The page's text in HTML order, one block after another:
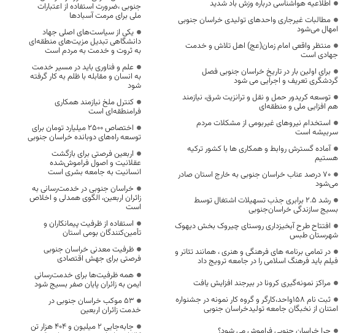
اطلاعیه هواشناسی درباره وزش باد شدید
مطالبات غیرجاری واحدهای تولیدی خراسان جنوبی
امهال می‌شود
منتظر واقعی امام زمان(عج) اهل تلاش و خدمت
جهادی است
برای اولین بار در تاریخ خراسان جنوبی فصل
گردشگری تعریف و اجرایی می شود
توسعه کریدور حمل و نقل و ترانزیت شرق، نیازمند
هم افزایی ملی و منطقه‌ای
استخدام نیروهای غیربومی از مشکلات مردم
سربیشه است
آماده گسترش روابط و همکاری ها با کشور ترکیه
هستیم
۷۰ درصد عناب خراسان جنوبی به خارج استان صادر
می‌شود
رشد ۲.۵ برابری جذب تسهیلات اشتغال توسط
بسیج سازندگی خراسان‌جنوبی
افتتاح طرح آبخیزداری روستای چیروک بخش دیهوک
شهرستان طبس
در تمامی برنامه های فرهنگی و هنری ، همانند تئاتر و
فیلم باید فرهنگ اسلامی را در جامعه ترویج داد
مراکز نمونه‌گیری کرونا در بیرجند افزایش یافت
ثبت نام ۱۵۸واحد،کارگر و گروه کار نمونه در جشنواره
امتنان از نخبگان جامعه تولیدخراسان جنوبی
جنوبی ،ضرورت استفاده از اعتبارات
ملی برای مرمت آسبادها
یکی از سیاست‌های اصلی جهاد
دانشگاهی تبدیل مزیت‌های منطقه‌ای
به ثروت و خدمت به مردم است
علم و فناوری باید در مسیر خدمت
به انسان و مقابله با ظلم به کار گرفته
شود
کنترل ملخ نیازمند همکاری
فرامنطقه‌ای است
اختصاص 2500 میلیارد تومان برای
توسعه راه‌های دوبانده خراسان جنوبی
اربعین فرصتی برای بازگشت
عقلانیت و اصول فراموش‌شده
انسانیت به جامعه بشری است
خراسان جنوبی در خدمت‌رسانی به
زائران اربعین، الگوی همدلی و اخلاص
است
استفاده از ظرفیت پیمانکاران و
تأمین‌کنندگان بومی استان
ظرفیت معدنی خراسان جنوبی
فرصتی برای جهش اقتصادی
همه ظرفیت‌ها برای خدمت‌رسانی
ایمن به زائران پایان صفر بسیج شود
53 موکب خراسان جنوبی در
خدمت زائران اربعین
جابه‌جایی 2 میلیون و 404 هزار تن